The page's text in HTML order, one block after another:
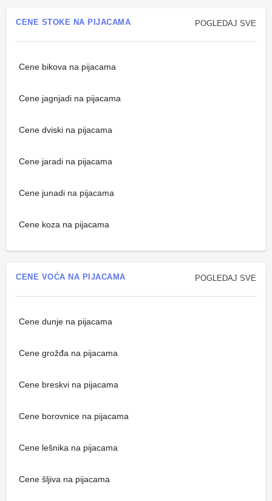
POGLEDAJ SVE
CENE STOKE NA PIJACAMA
Cene bikova na pijacama
Cene jagnjadi na pijacama
Cene dviski na pijacama
Cene jaradi na pijacama
Cene junadi na pijacama
Cene koza na pijacama
POGLEDAJ SVE
CENE VOĆA NA PIJACAMA
Cene dunje na pijacama
Cene grožđa na pijacama
Cene breskvi na pijacama
Cene borovnice na pijacama
Cene lešnika na pijacama
Cene šljiva na pijacama